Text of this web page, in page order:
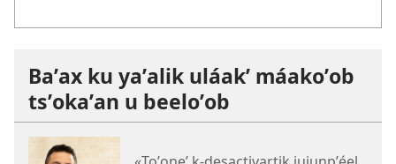
Baʼax ku yaʼalik uláakʼ máakoʼob
tsʼokaʼan u beeloʼob